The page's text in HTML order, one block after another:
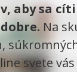
aby sa
Na
svete